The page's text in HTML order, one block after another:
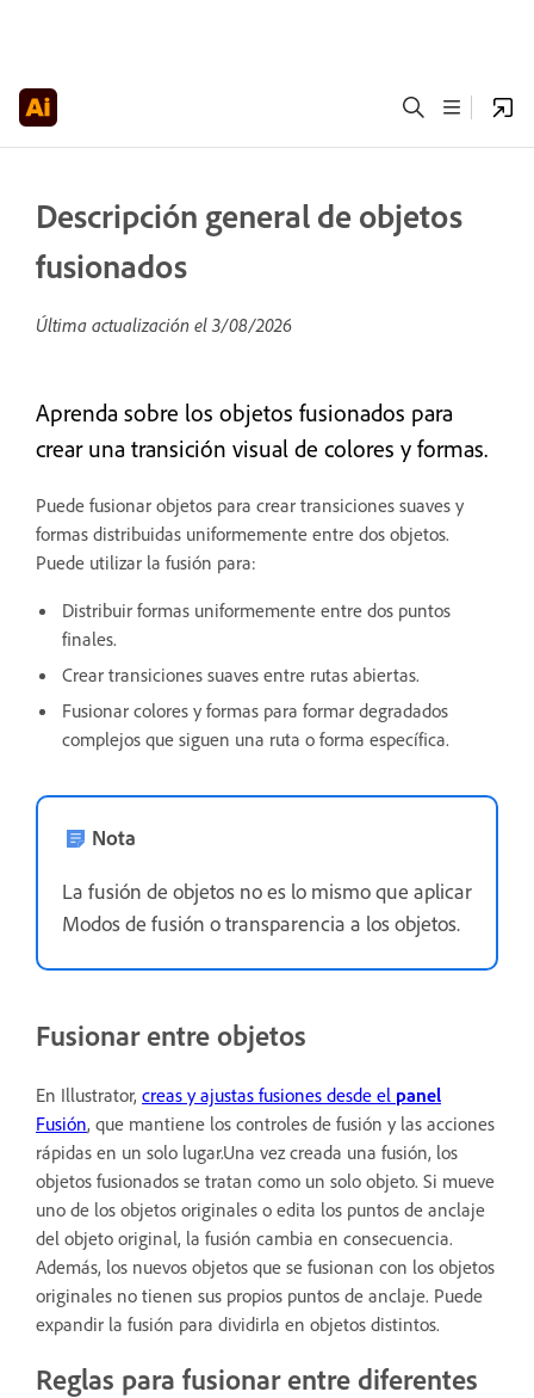
Descripción general de objetos
fusionados
Última actualización el 3/08/2026
Aprenda sobre los objetos fusionados para
crear una transición visual de colores y formas.
Puede fusionar objetos para crear transiciones suaves y
formas distribuidas uniformemente entre dos objetos.
Puede utilizar la fusión para:
Distribuir formas uniformemente entre dos puntos
finales.
Crear transiciones suaves entre rutas abiertas.
Fusionar colores y formas para formar degradados
complejos que siguen una ruta o forma específica.
Nota
La fusión de objetos no es lo mismo que aplicar
Modos de fusión o transparencia a los objetos.
Fusionar entre objetos
En Illustrator, creas y ajustas fusiones desde el panel
Fusión, que mantiene los controles de fusión y las acciones
rápidas en un solo lugar.Una vez creada una fusión, los
objetos fusionados se tratan como un solo objeto. Si mueve
uno de los objetos originales o edita los puntos de anclaje
del objeto original, la fusión cambia en consecuencia.
Además, los nuevos objetos que se fusionan con los objetos
originales no tienen sus propios puntos de anclaje. Puede
expandir la fusión para dividirla en objetos distintos.
Reglas para fusionar entre diferentes